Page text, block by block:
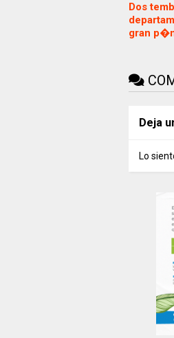
Dos
gran
Deja
Lo